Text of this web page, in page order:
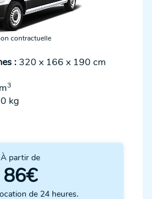
contractuelle
: 320 x 166 x 190 cm
3
kg
À partir de
86€
de 24 heures.